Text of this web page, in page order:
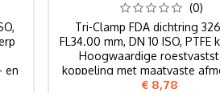
en
(0)
Tri-Clamp FDA dichtring
FL34.00 mm, DN 10 ISO, PTFE
Hoogwaardige
koppeling met maatvaste
en Europese normen.
Prijs
€ 8,78